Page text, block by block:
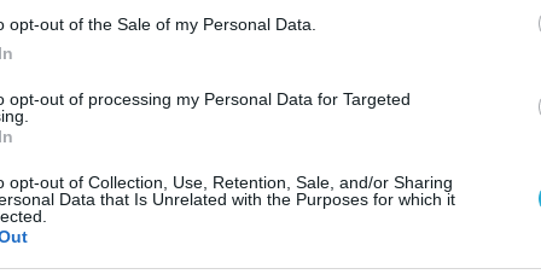
opt-out of the Sale of my Personal Data.
opt-out of processing my Personal Data for Targeted
opt-out of Collection, Use, Retention, Sale, and/or Sharing
Data that Is Unrelated with the Purposes for which it
«φωτιά» του Rampage:
Πετάει με Mach 1.6, γεγονός που
χρόνους αντίδρασης του αντιπάλου.
τα 250 χιλιόμετρα, επιτρέποντας στα